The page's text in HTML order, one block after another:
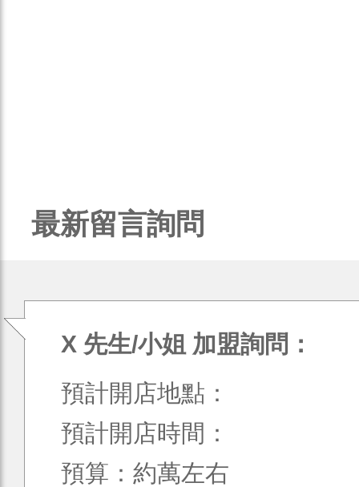
最新留言詢問
X 先生/小姐 加盟詢問：
預計開店地點：
預計開店時間：
預算：約萬左右